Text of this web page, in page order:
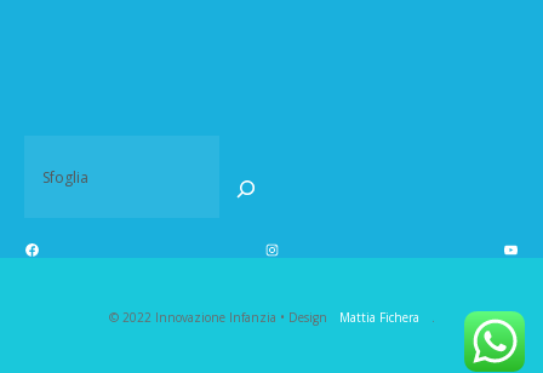
© 2022 Innovazione Infanzia • Design Mattia Fichera .